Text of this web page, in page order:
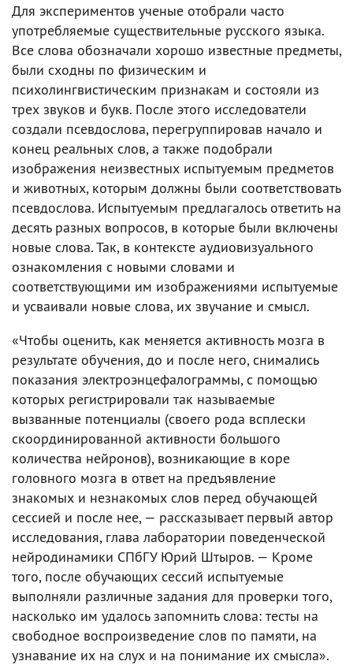
Для экспериментов ученые отобрали часто
употребляемые существительные русского языка.
Все слова обозначали хорошо известные предметы,
были сходны по физическим и
психолингвистическим признакам и состояли из
трех звуков и букв. После этого исследователи
создали псевдослова, перегруппировав начало и
конец реальных слов, а также подобрали
изображения неизвестных испытуемым предметов
и животных, которым должны были соответствовать
псевдослова. Испытуемым предлагалось ответить на
десять разных вопросов, в которые были включены
новые слова. Так, в контексте аудиовизуального
ознакомления с новыми словами и
соответствующими им изображениями испытуемые
и усваивали новые слова, их звучание и смысл.
«Чтобы оценить, как меняется активность мозга в
результате обучения, до и после него, снимались
показания электроэнцефалограммы, с помощью
которых регистрировали так называемые
вызванные потенциалы (своего рода всплески
скоординированной активности большого
количества нейронов), возникающие в коре
головного мозга в ответ на предъявление
знакомых и незнакомых слов перед обучающей
сессией и после нее, — рассказывает первый автор
исследования, глава лаборатории поведенческой
нейродинамики СПбГУ Юрий Штыров. — Кроме
того, после обучающих сессий испытуемые
выполняли различные задания для проверки того,
насколько им удалось запомнить слова: тесты на
свободное воспроизведение слов по памяти, на
узнавание их на слух и на понимание их смысла».